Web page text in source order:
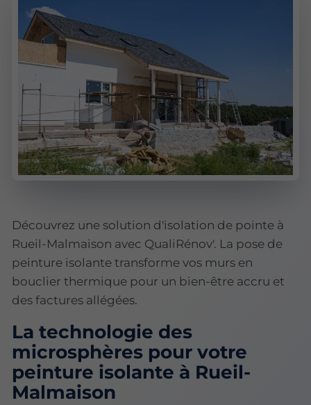
Découvrez une solution d'isolation de pointe à
Rueil-Malmaison avec QualiRénov'. La pose de
peinture isolante transforme vos murs en
bouclier thermique pour un bien-être accru et
des factures allégées.
La technologie des
microsphères pour votre
peinture isolante à Rueil-
Malmaison